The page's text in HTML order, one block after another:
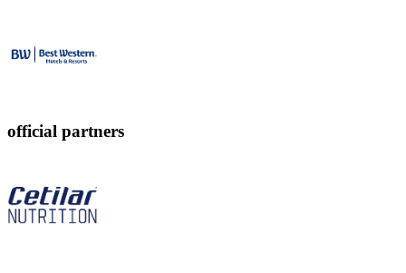
official partners